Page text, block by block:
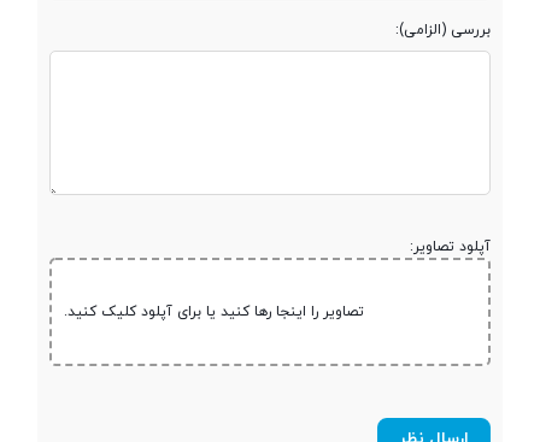
نوع حافظه رم DDR4 3200MHz
مشخصات حافظه داخلی
نوع حافظه داخلی SSD
بررسی (الزامی):
آپلود تصاویر:
تصاویر را اینجا رها کنید یا برای آپلود کلیک کنید.